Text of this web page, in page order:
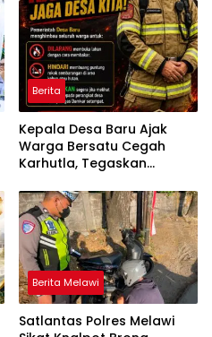
Berita
Kepala Desa Baru Ajak
Warga Bersatu Cegah
Karhutla, Tegaskan
Lahan
Berita Melawi
Satlantas Polres Melawi